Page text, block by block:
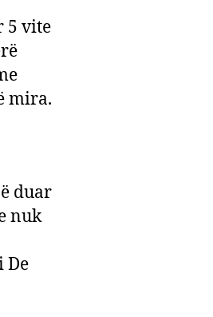
5 vite
mira.
duar
nuk
De